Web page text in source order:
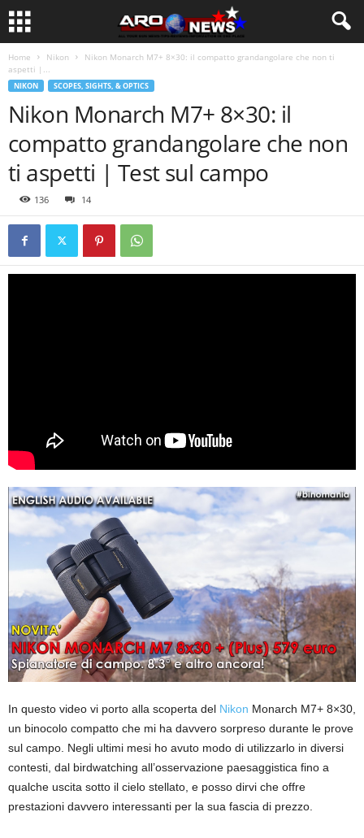
Home Nikon
Nikon Monarch M7+ 8×30: il compatto grandangolare che non ti
aspetti |...
NIKON SCOPES, SIGHTS, & OPTICS
Nikon Monarch M7+ 8×30: il
compatto grandangolare che non
ti aspetti | Test sul campo
136 14
In questo video vi porto alla scoperta del Nikon Monarch M7+ 8×30,
un binocolo compatto che mi ha davvero sorpreso durante le prove
sul campo. Negli ultimi mesi ho avuto modo di utilizzarlo in diversi
contesti, dal birdwatching all’osservazione paesaggistica fino a
qualche uscita sotto il cielo stellato, e posso dirvi che offre
prestazioni davvero interessanti per la sua fascia di prezzo.